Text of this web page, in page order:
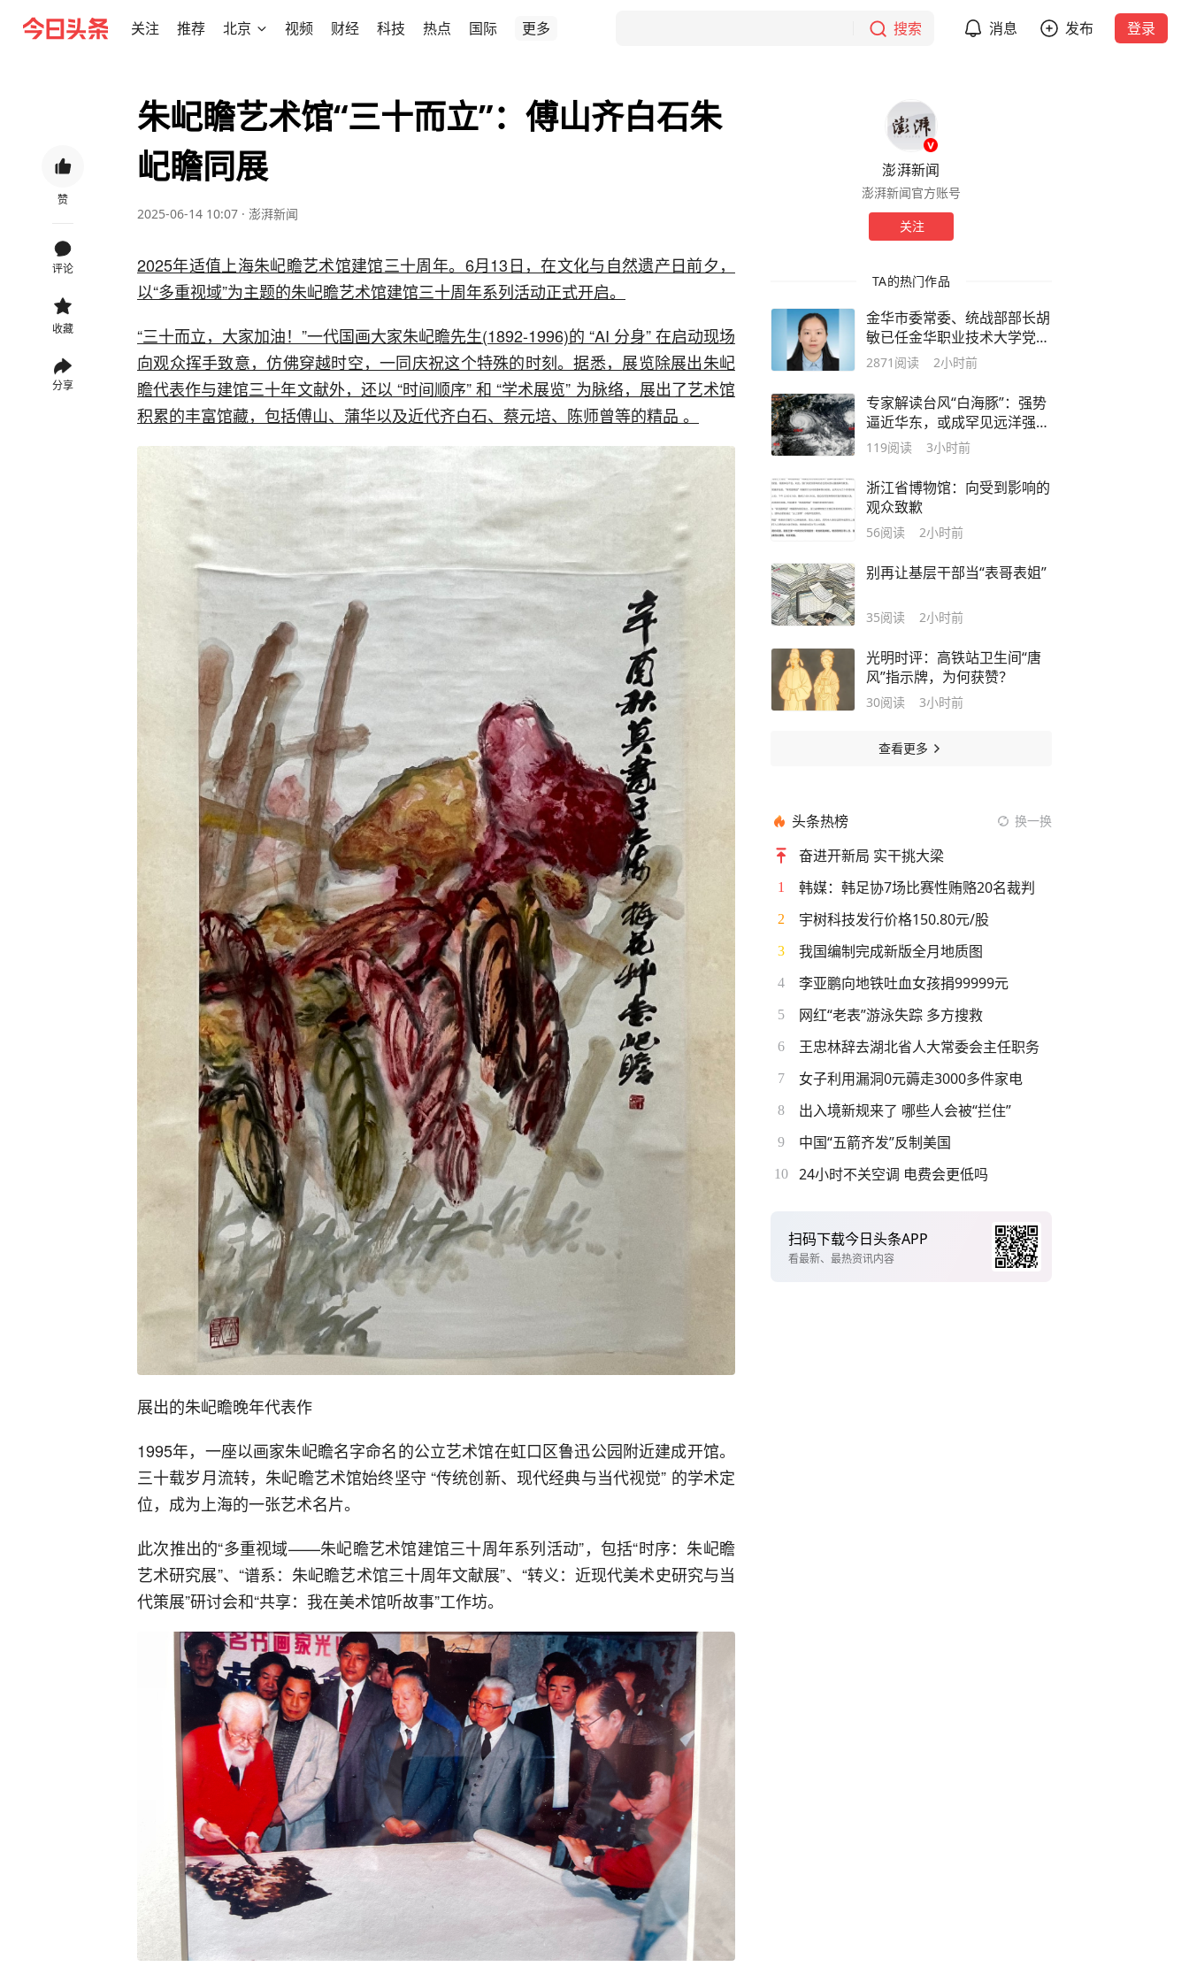
关注 推荐 北京 视频 财经 科技 热点 国际 更多 搜索 消息 发布 登录
赞
评论
收藏
分享
朱屺瞻艺术馆“三十而立”：傅山齐白石朱
屺瞻同展
2025-06-14 10:07 · 澎湃新闻
2025年适值上海朱屺瞻艺术馆建馆三十周年。6月13日，在文化与自然遗产日前夕，
以“多重视域”为主题的朱屺瞻艺术馆建馆三十周年系列活动正式开启。
“三十而立，大家加油！”一代国画大家朱屺瞻先生(1892-1996)的 “AI 分身” 在启动现场
向观众挥手致意，仿佛穿越时空，一同庆祝这个特殊的时刻。据悉， 展览除展出朱屺
瞻代表作与建馆三十年文献外，还以 “时间顺序” 和 “学术展览” 为脉络，展出了艺术馆
积累的丰富馆藏，包括傅山、蒲华以及近代齐白石、蔡元培、陈师曾等的精品 。​
展出的朱屺瞻晚年代表作
1995年，一座以画家朱屺瞻名字命名的公立艺术馆在虹口区鲁迅公园附近建成开馆。
三十载岁月流转，朱屺瞻艺术馆始终坚守 “传统创新、现代经典与当代视觉” 的学术定
位，成为上海的一张艺术名片。
此次推出的“多重视域——朱屺瞻艺术馆建馆三十周年系列活动”，包括“时序：朱屺瞻
艺术研究展”、“谱系：朱屺瞻艺术馆三十周年文献展”、“转义：近现代美术史研究与当
代策展”研讨会和“共享：我在美术馆听故事”工作坊。
澎湃新闻
澎湃新闻官方账号
关注
TA的热门作品
金华市委常委、统战部部长胡
敏已任金华职业技术大学党委
书记
2871 阅读 2小时前
专家解读台风“白海豚”：强势
逼近华东，或成罕见远洋强台
风登陆我国
119阅读 3小时前
浙江省博物馆：向受到影响的
观众致歉
56阅读 2小时前
别再让基层干部当“表哥表姐”
35阅读 2小时前
光明时评：高铁站卫生间“唐
风”指示牌，为何获赞？
30阅读 3小时前
查看更多
头条热榜 换一换
奋进开新局 实干挑大梁
1 韩媒：韩足协7场比赛性贿赂20名裁判
2 宇树科技发行价格150.80元/股
3 我国编制完成新版全月地质图
4 李亚鹏向地铁吐血女孩捐99999元
5 网红“老表”游泳失踪 多方搜救
6 王忠林辞去湖北省人大常委会主任职务
7 女子利用漏洞0元薅走3000多件家电
8 出入境新规来了 哪些人会被“拦住”
9 中国“五箭齐发”反制美国
10 24小时不关空调 电费会更低吗
扫码下载今日头条APP
看最新、最热资讯内容